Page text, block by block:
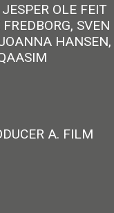
OLE FEIT
SVEN
HANSEN,
A. FILM